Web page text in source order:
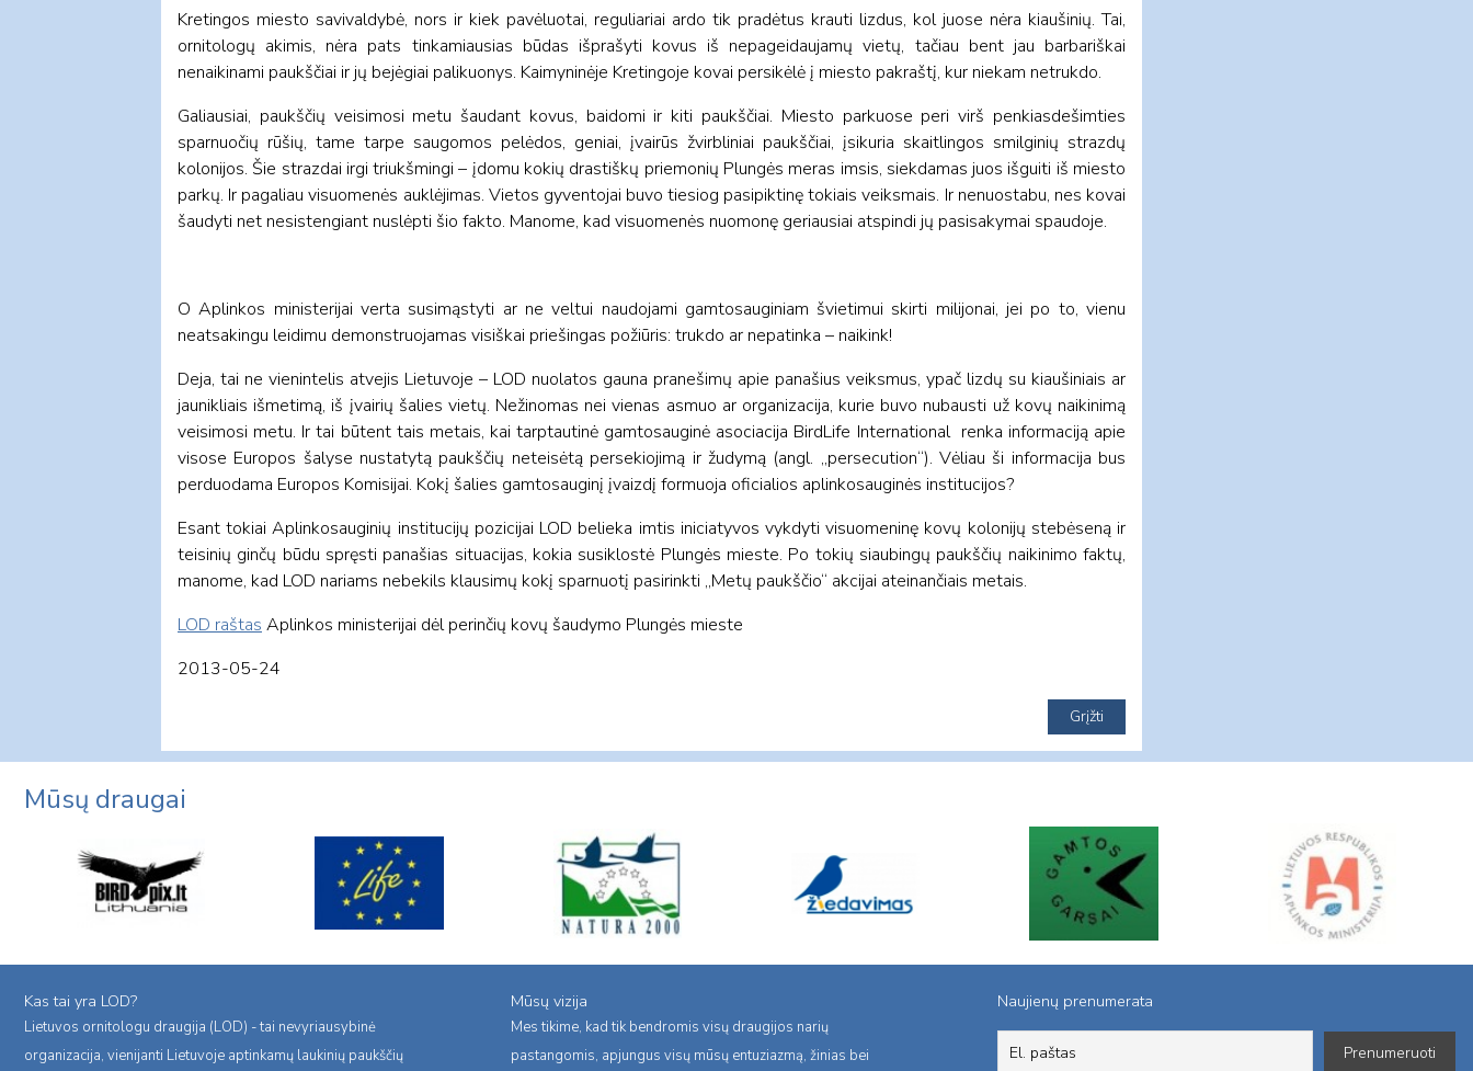
Kretingos miesto savivaldybė, nors ir kiek pavėluotai, reguliariai ardo tik pradėtus krauti lizdus, kol juose nėra kiaušinių. Tai,
ornitologų akimis, nėra pats tinkamiausias būdas išprašyti kovus iš nepageidaujamų vietų, tačiau bent jau barbariškai
nenaikinami paukščiai ir jų bejėgiai palikuonys. Kaimyninėje Kretingoje kovai persikėlė į miesto pakraštį, kur niekam netrukdo.
Galiausiai, paukščių veisimosi metu šaudant kovus, baidomi ir kiti paukščiai. Miesto parkuose peri virš penkiasdešimties
sparnuočių rūšių, tame tarpe saugomos pelėdos, geniai, įvairūs žvirbliniai paukščiai, įsikuria skaitlingos smilginių strazdų
kolonijos. Šie strazdai irgi triukšmingi – įdomu kokių drastiškų priemonių Plungės meras imsis, siekdamas juos išguiti iš miesto
parkų. Ir pagaliau visuomenės auklėjimas. Vietos gyventojai buvo tiesiog pasipiktinę tokiais veiksmais. Ir nenuostabu, nes kovai
šaudyti net nesistengiant nuslėpti šio fakto. Manome, kad visuomenės nuomonę geriausiai atspindi jų pasisakymai spaudoje.
O Aplinkos ministerijai verta susimąstyti ar ne veltui naudojami gamtosauginiam švietimui skirti milijonai, jei po to, vienu
neatsakingu leidimu demonstruojamas visiškai priešingas požiūris: trukdo ar nepatinka – naikink!
Deja, tai ne vienintelis atvejis Lietuvoje – LOD nuolatos gauna pranešimų apie panašius veiksmus, ypač lizdų su kiaušiniais ar
jaunikliais išmetimą, iš įvairių šalies vietų. Nežinomas nei vienas asmuo ar organizacija, kurie buvo nubausti už kovų naikinimą
veisimosi metu. Ir tai būtent tais metais, kai tarptautinė gamtosauginė asociacija BirdLife International renka informaciją apie
visose Europos šalyse nustatytą paukščių neteisėtą persekiojimą ir žudymą (angl. „persecution“). Vėliau ši informacija bus
perduodama Europos Komisijai. Kokį šalies gamtosauginį įvaizdį formuoja oficialios aplinkosauginės institucijos?
Esant tokiai Aplinkosauginių institucijų pozicijai LOD belieka imtis iniciatyvos vykdyti visuomeninę kovų kolonijų stebėseną ir
teisinių ginčų būdu spręsti panašias situacijas, kokia susiklostė Plungės mieste. Po tokių siaubingų paukščių naikinimo faktų,
manome, kad LOD nariams nebekils klausimų kokį sparnuotį pasirinkti „Metų paukščio“ akcijai ateinančiais metais.
LOD raštas Aplinkos ministerijai dėl perinčių kovų šaudymo Plungės mieste
2013-05-24
Mūsų draugai
Kas tai yra LOD?
Lietuvos ornitologu draugija (LOD) - tai nevyriausybinė
organizacija, vienijanti Lietuvoje aptinkamų laukinių paukščių
Mūsų vizija
Mes tikime, kad tik bendromis visų draugijos narių
pastangomis, apjungus visų mūsų entuziazmą, žinias bei
Naujienų prenumerata